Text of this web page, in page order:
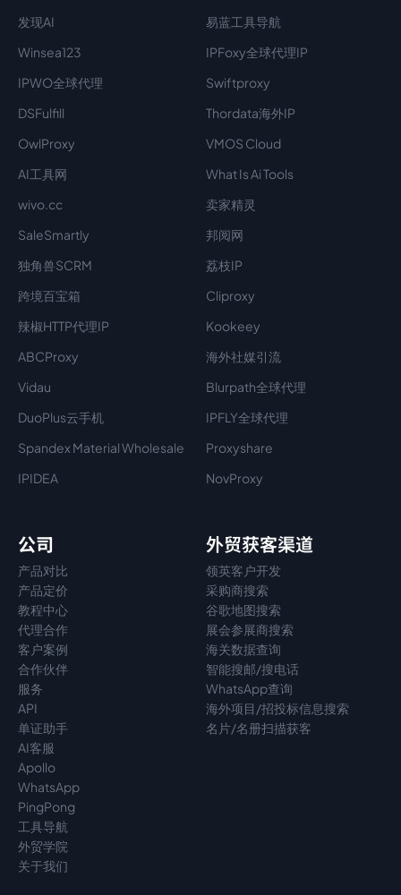
发现AI
易蓝工具导航
Winsea123
IPFoxy全球代理IP
IPWO全球代理
Swiftproxy
DSFulfill
Thordata海外IP
OwlProxy
VMOS Cloud
AI工具网
What Is Ai Tools
wivo.cc
卖家精灵
SaleSmartly
邦阅网
独角兽SCRM
荔枝IP
跨境百宝箱
Cliproxy
辣椒HTTP代理IP
Kookeey
ABCProxy
海外社媒引流
Vidau
Blurpath全球代理
DuoPlus云手机
IPFLY全球代理
Spandex Material Wholesale​
Proxyshare
IPIDEA
NovProxy
公司
产品对比
产品定价
教程中心
代理合作
客户案例
合作伙伴
服务
API
单证助手
AI客服
Apollo
WhatsApp
PingPong
工具导航
外贸学院
关于我们
外贸获客渠道
领英客户开发
采购商搜索
谷歌地图搜索
展会参展商搜索
海关数据查询
智能搜邮/搜电话
WhatsApp查询
海外项目/招投标信息搜索
名片/名册扫描获客